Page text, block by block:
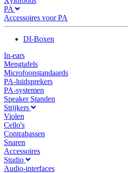
PA
Accessoires voor PA
DI-Boxen
In-ears
Mengtafels
Microfoonstandaards
PA-luidsprekers
PA-systemen
Speaker Standen
Strijkers
Violen
Cello's
Contrabassen
Snaren
Accessoires
Studio
Audio-interfaces